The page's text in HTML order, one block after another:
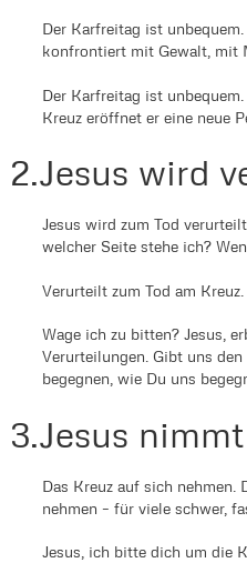
Der Karfreitag ist
konfrontiert mit Gewalt, mit
Der Karfreitag ist
Kreuz eröffnet er eine neue
2.Jesus wird
Jesus wird zum Tod
welcher Seite stehe ich?
Verurteilt zum Tod am
Wage ich zu bitten? Jesus,
Verurteilungen. Gibt uns
begegnen, wie Du uns
3.Jesus
Das Kreuz auf sich nehmen.
nehmen – für viele schwer,
Jesus, ich bitte dich um die